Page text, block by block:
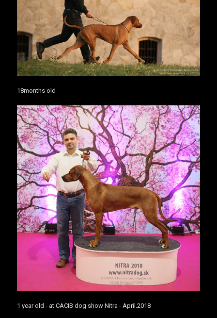
18months old
1 year old - at CACIB dog show Nitra - April.2018